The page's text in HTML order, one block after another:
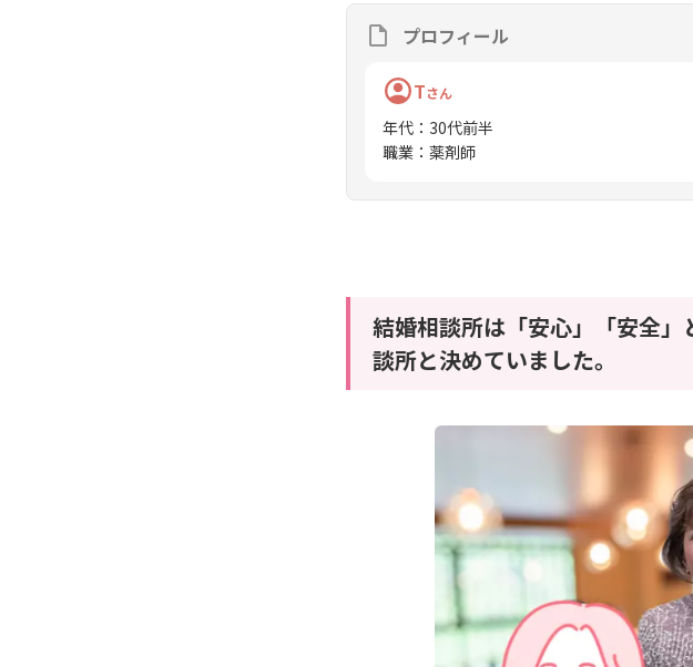
プロフィール
Tさん
年代 ： 30代前半
職業 ： 薬剤師
結婚相談所は「安心」「安全
談所と決めていました。